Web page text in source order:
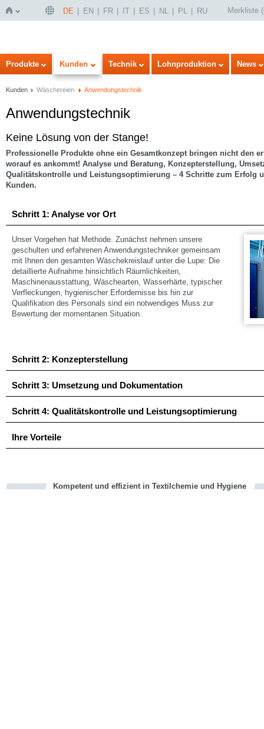
Startseite
DE EN FR IT ES NL PL RU Merkliste (
Produkte Kunden Technik Lohnproduktion News
Kunden Wäschereien Anwendungstechnik
Anwendungstechnik
Keine Lösung von der Stange!
Professionelle Produkte ohne ein Gesamtkonzept bringen nicht den
worauf es ankommt! Analyse und Beratung, Konzepterstellung,
Qualitätskontrolle und Leistungsoptimierung – 4 Schritte zum Erfolg
Kunden.
Schritt 1: Analyse vor Ort
Unser Vorgehen hat Methode. Zunächst nehmen unsere
geschulten und erfahrenen Anwendungstechniker gemeinsam
mit Ihnen den gesamten Wäschekreislauf unter die Lupe: Die
detaillierte Aufnahme hinsichtlich Räumlichkeiten,
Maschinenausstattung, Wäschearten, Wasserhärte, typischer
Verfleckungen, hygienischer Erfordernisse bis hin zur
Qualifikation des Personals sind ein notwendiges Muss zur
Bewertung der momentanen Situation.
Schritt 2: Konzepterstellung
Schritt 3: Umsetzung und Dokumentation
Schritt 4: Qualitätskontrolle und Leistungsoptimierung
Ihre Vorteile
Kompetent und effizient in Textilchemie und Hygiene